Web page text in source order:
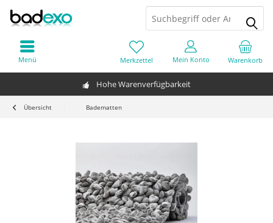
Hohe Warenverfügbarkeit
Warenkorb
Merkzettel Mein Konto
Menü
Übersicht Badematten